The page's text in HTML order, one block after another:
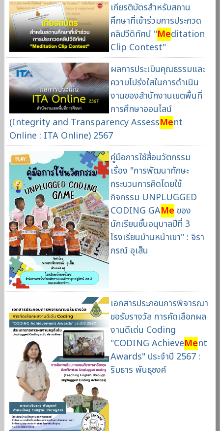
เกียรติบัตรสำหรับสถาน
ศึกษาที่เข้าร่วมการประกวด
คลิปวีดิทัศน์ "Meditation
Clip Contest"
ผลการประเมินคุณธรรมและ
ความโปร่งใสในการดำเนิน
งานของสำนักงานเขตพื้นที่
การศึกษาออนไลน์
(Integrity and Transparency AssessMent
Online : ITA Online) 2567
คู่มือการใช้สื่อนวัตกรรม
เรื่อง "การพัฒนาทักษะ
กระบวนการคิดโดยใช้
กิจกรรม UNPLUGGED
CODING GAMe ของ
นักเรียนชั้นอนุบาลปีที่ 3
โรงเรียนบ้านหน้าเขา" : จิรา
ภรณ์ อุเส็น
เอกสารประกอบการพิจารณา
ขอรับรางวัล การคัดเลือกผล
งานดีเด่น Coding
"CODING AchieveMent
Awards" ประจำปี 2567 :
ริมธาร พันธุชงค์